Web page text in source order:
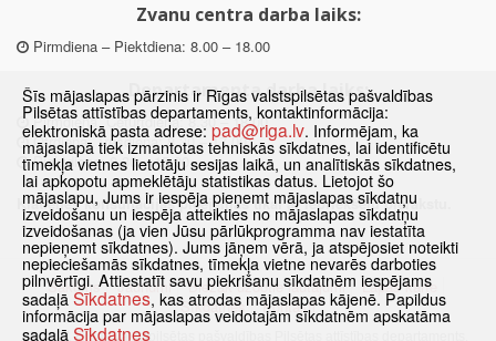
Zvanu centra darba laiks:
Pirmdiena – Piektdiena: 8.00 – 18.00
Departamenta darba laiks:
Pirmdiena, Ceturtdiena: 8.30 – 18.00
Otrdiena, Trešdiena: 8.30 – 17.00
Piektdiena: 8.30 – 15.00
Klātienes konsultācijas pieejamas tikai ar iepriekšēju pierakstu.
Sākums Jaunumi Biežāk uzdotie jautājumi
Lapas karte
Sīkdatnes
Kontakti
© 2021 Rīgas valstspilsētas pašvaldības Pilsētas attīstības departaments.
Šīs mājaslapas pārzinis ir Rīgas valstspilsētas pašvaldības
Pilsētas attīstības departaments, kontaktinformācija:
elektroniskā pasta adrese: pad@riga.lv. Informējam, ka
mājaslapā tiek izmantotas tehniskās sīkdatnes, lai identificētu
tīmekļa vietnes lietotāju sesijas laikā, un analītiskās sīkdatnes,
lai apkopotu apmeklētāju statistikas datus. Lietojot šo
mājaslapu, Jums ir iespēja pieņemt mājaslapas sīkdatņu
izveidošanu un iespēja atteikties no mājaslapas sīkdatņu
izveidošanas (ja vien Jūsu pārlūkprogramma nav iestatīta
nepieņemt sīkdatnes). Jums jāņem vērā, ja atspējosiet noteikti
nepieciešamās sīkdatnes, tīmekļa vietne nevarēs darboties
pilnvērtīgi. Attiestatīt savu piekrišanu sīkdatnēm iespējams
sadaļā Sīkdatnes, kas atrodas mājaslapas kājenē. Papildus
informācija par mājaslapas veidotajām sīkdatnēm apskatāma
sadaļā Sīkdatnes